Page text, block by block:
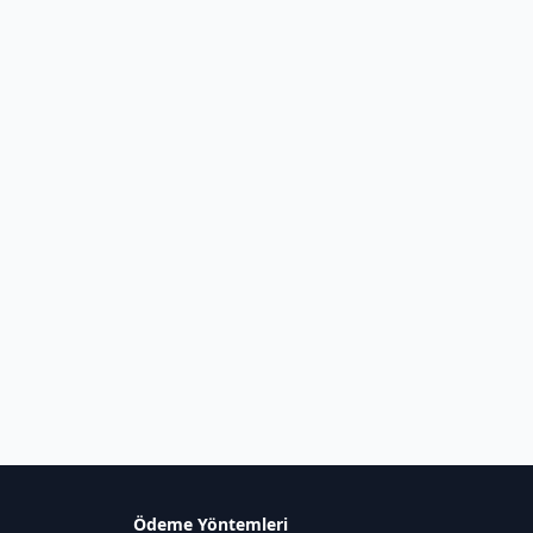
Ödeme Yöntemleri